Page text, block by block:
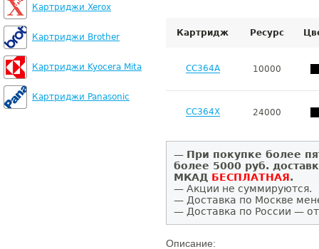
Картриджи Xerox
Картриджи Brother
Картриджи Kyocera Mita
Картриджи Panasonic
Картридж Ресурс
CC364A 10000
CC364X 24000
— При покупке более
более 5000 руб.
МКАД БЕСПЛАТНАЯ.
— Акции не суммируются.
— Доставка по Москве
— Доставка по России —
Описание: